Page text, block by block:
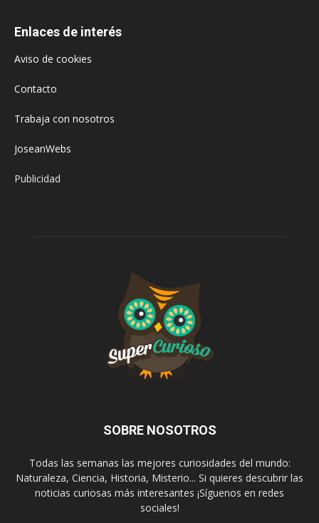
Enlaces de interés
Aviso de cookies
Contacto
Trabaja con nosotros
JoseanWebs
Publicidad
SOBRE NOSOTROS
Todas las semanas las mejores curiosidades del mundo:
Naturaleza, Ciencia, Historia, Misterio... Si quieres descubrir las
noticias curiosas más interesantes ¡Síguenos en redes
sociales!